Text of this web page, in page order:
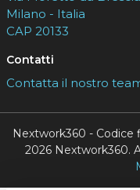
Milano - Italia
CAP 20133
Contatti
Contatta il nostro
Nextwork360 - Codice
2026 Nextwork360.